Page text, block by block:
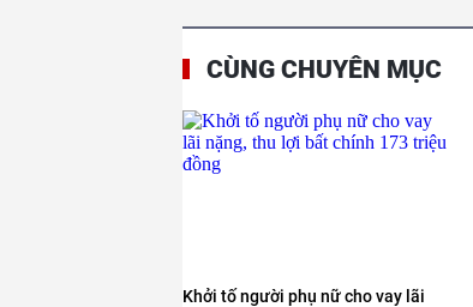
CÙNG CHUYÊN MỤC
Khởi tố người phụ nữ cho vay lãi